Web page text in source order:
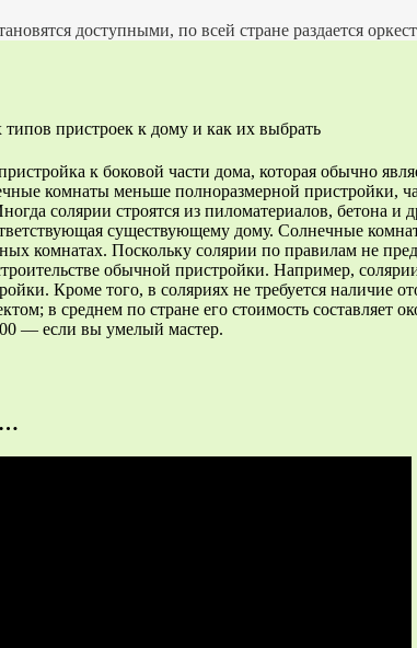
доступными, по всей стране раздается
к боковой части дома, которая обычно
комнаты меньше полноразмерной пристройки,
солярии строятся из пиломатериалов, бетона и
существующему дому. Солнечные
комнатах. Поскольку солярии по правилам не
обычной пристройки. Например,
Кроме того, в соляриях не требуется наличие
в среднем по стране его стоимость составляет
— если вы умелый мастер.